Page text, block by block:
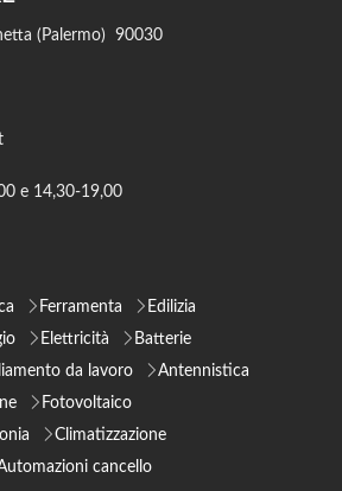
(Palermo) 90030
e 14,30-19,00
Ferramenta
Edilizia
Elettricità
Batterie
da lavoro
Antennistica
Fotovoltaico
Climatizzazione
cancello